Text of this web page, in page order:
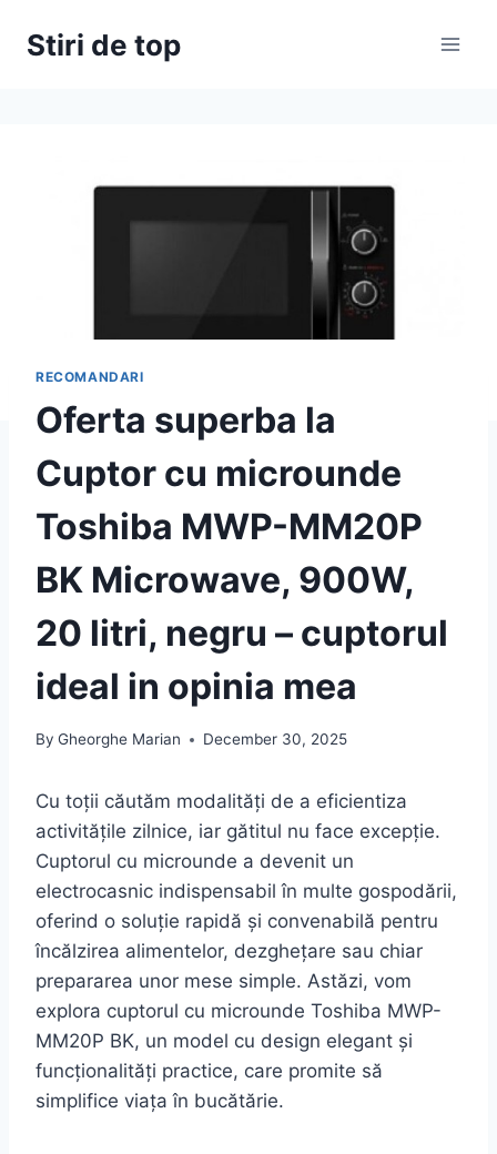
Stiri de top
RECOMANDARI
Oferta superba la
Cuptor cu microunde
Toshiba MWP-MM20P
BK Microwave, 900W,
20 litri, negru – cuptorul
ideal in opinia mea
By Gheorghe Marian December 30, 2025
Cu toții căutăm modalități de a eficientiza
activitățile zilnice, iar gătitul nu face excepție.
Cuptorul cu microunde a devenit un
electrocasnic indispensabil în multe gospodării,
oferind o soluție rapidă și convenabilă pentru
încălzirea alimentelor, dezghețare sau chiar
prepararea unor mese simple. Astăzi, vom
explora cuptorul cu microunde Toshiba MWP-
MM20P BK, un model cu design elegant și
funcționalități practice, care promite să
simplifice viața în bucătărie.